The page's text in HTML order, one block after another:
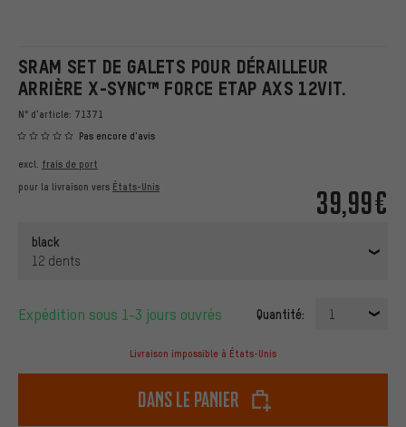
SRAM SET DE GALETS POUR DÉRAILLEUR
ARRIÈRE X-SYNC™ FORCE ETAP AXS 12VIT.
N° d'article: 71371
Pas encore d'avis
39,99€
excl. frais de port
pour la livraison vers États-Unis
black
12 dents
Expédition sous 1-3 jours ouvrés Quantité: 1
Livraison impossible à États-Unis
dans le panier